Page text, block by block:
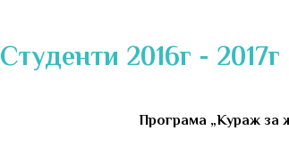
Студенти 2016г - 2017г
Програма „Кураж за